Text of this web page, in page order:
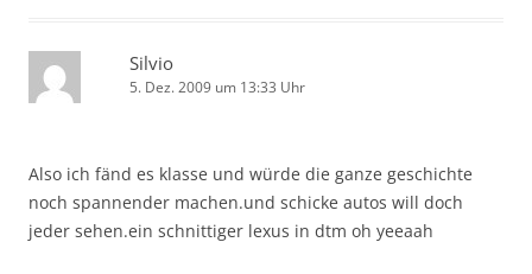
Silvio
5. Dez. 2009 um 13:33 Uhr
Also ich fänd es klasse und würde die ganze geschichte
noch spannender machen.und schicke autos will doch
jeder sehen.ein schnittiger lexus in dtm oh yeeaah